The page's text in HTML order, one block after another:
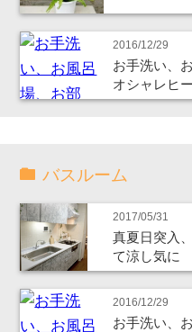
2016/12/29
お手洗い、
オシャレヒ
バスルーム
2017/05/31
真夏日突入
て涼し気に
2016/12/29
お手洗い、